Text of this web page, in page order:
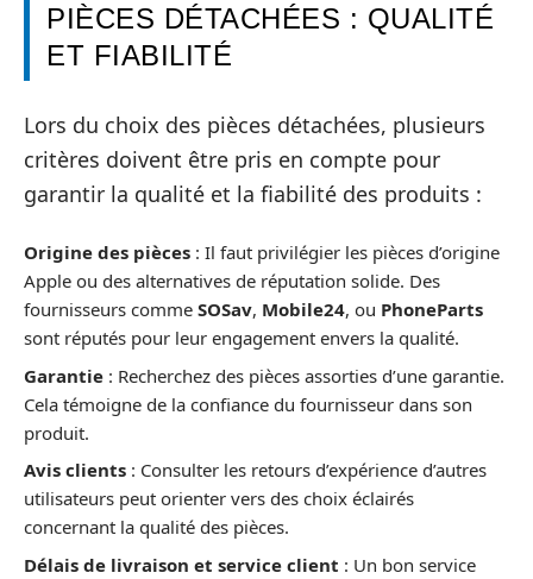
PIÈCES DÉTACHÉES : QUALITÉ
ET FIABILITÉ
Lors du choix des pièces détachées, plusieurs
critères doivent être pris en compte pour
garantir la qualité et la fiabilité des produits :
Origine des pièces : Il faut privilégier les pièces d’origine
Apple ou des alternatives de réputation solide. Des
fournisseurs comme SOSav, Mobile24, ou PhoneParts
sont réputés pour leur engagement envers la qualité.
Garantie : Recherchez des pièces assorties d’une garantie.
Cela témoigne de la confiance du fournisseur dans son
produit.
Avis clients : Consulter les retours d’expérience d’autres
utilisateurs peut orienter vers des choix éclairés
concernant la qualité des pièces.
Délais de livraison et service client : Un bon service